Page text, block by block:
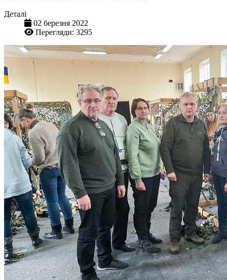
Деталі
02 березня 2022
Перегляди: 3295